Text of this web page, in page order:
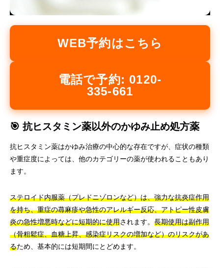
WEB予約はこちら
電話で予約: 0120-
335-661
🎯 抗ヒスタミン薬以外のかゆみ止め処方薬
抗ヒスタミン薬はかゆみ治療の中心的な存在ですが、症状の種類
や重症度によっては、他のカテゴリーの薬が使われることもあり
ます。
ステロイド内服薬（プレドニゾロンなど）は、強力な抗炎症作用
を持ち、重症の蕁麻疹や急性のアレルギー反応、アトピー性皮膚
炎の急性増悪時などに短期的に使用されます。 長期使用は副作用
（骨粗鬆症、血糖上昇、感染症リスクの増加など）のリスクがあ
るため、基本的には短期間にとどめます。